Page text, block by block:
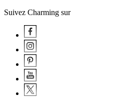
Suivez Charming sur